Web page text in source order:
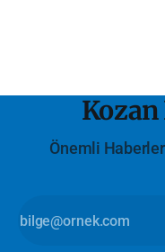
Önemli